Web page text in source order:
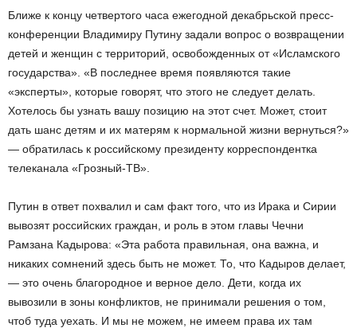
Ближе к концу четвертого часа ежегодной декабрьской пресс-
конференции Владимиру Путину задали вопрос о возвращении
детей и женщин с территорий, освобожденных от «Исламского
государства». «В последнее время появляются такие
«эксперты», которые говорят, что этого не следует делать.
Хотелось бы узнать вашу позицию на этот счет. Может, стоит
дать шанс детям и их матерям к нормальной жизни вернуться?»
— обратилась к российскому президенту корреспондентка
телеканала «Грозный-ТВ».
Путин в ответ похвалил и сам факт того, что из Ирака и Сирии
вывозят российских граждан, и роль в этом главы Чечни
Рамзана Кадырова: «Эта работа правильная, она важна, и
никаких сомнений здесь быть не может. То, что Кадыров делает,
— это очень благородное и верное дело. Дети, когда их
вывозили в зоны конфликтов, не принимали решения о том,
чтоб туда уехать. И мы не можем, не имеем права их там